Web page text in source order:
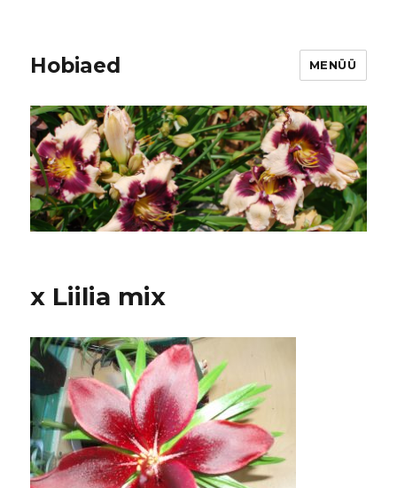
Hobiaed MENÜÜ
x Liilia mix